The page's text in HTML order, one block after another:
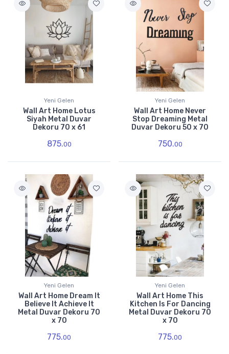
Yeni Gelen
Wall Art Home Lotus
Siyah Metal Duvar
Dekoru 70 x 61
875.00
Yeni Gelen
Wall Art Home Never
Stop Dreaming Metal
Duvar Dekoru 50 x 70
750.00
Yeni Gelen
Wall Art Home Dream It
Believe It Achieve It
Metal Duvar Dekoru 70
x 70
775.00
Yeni Gelen
Wall Art Home This
Kitchen Is For Dancing
Metal Duvar Dekoru 70
x 70
775.00